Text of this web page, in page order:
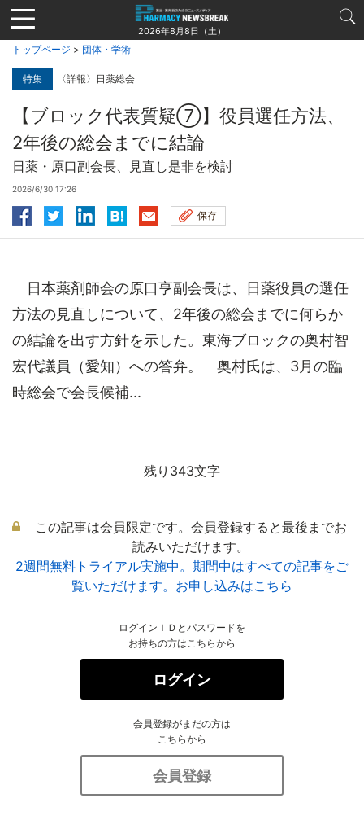
Jump
to
navigation
2026年8月8日（土）
トップページ > 団体・学術
特集 〈詳報〉日薬総会
【ブロック代表質疑⑦】役員選任方法、
2年後の総会までに結論
日薬・原口副会長、見直し是非を検討
2026/6/30 17:26
保存
日本薬剤師会の原口亨副会長は、日薬役員の選任
方法の見直しについて、2年後の総会までに何らか
の結論を出す方針を示した。東海ブロックの奥村智
宏代議員（愛知）への答弁。 奥村氏は、3月の臨
時総会で会長候補...
残り343文字
この記事は会員限定です。会員登録すると最後までお
読みいただけます。
2週間無料トライアル実施中。期間中はすべての記事をご
覧いただけます。お申し込みはこちら
ログインＩＤとパスワードを
お持ちの方はこちらから
ログイン
会員登録がまだの方は
こちらから
会員登録